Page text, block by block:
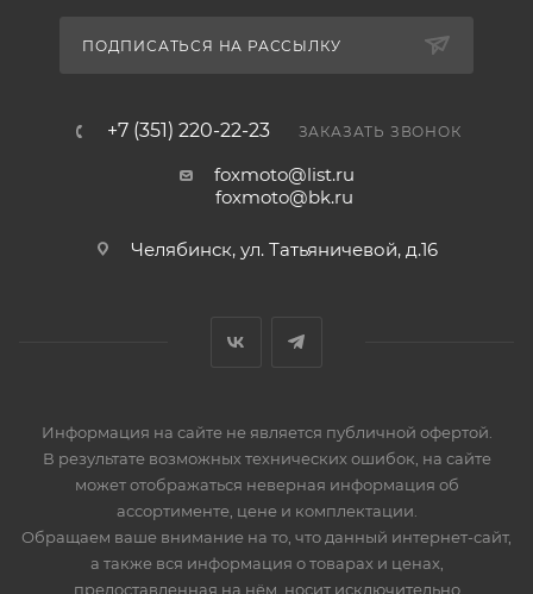
ПОДПИСАТЬСЯ НА РАССЫЛКУ
+7 (351) 220-22-23 ЗАКАЗАТЬ ЗВОНОК
foxmoto@list.ru
foxmoto@bk.ru
Челябинск, ул. Татьяничевой, д.16
Информация на сайте не является публичной офертой.
В результате возможных технических ошибок, на сайте
может отображаться неверная информация об
ассортименте, цене и комплектации.
Обращаем ваше внимание на то, что данный интернет-сайт,
а также вся информация о товарах и ценах,
предоставленная на нём, носит исключительно